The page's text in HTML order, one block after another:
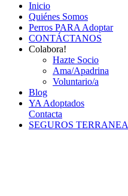
Inicio
Quiénes Somos
Perros PARA Adoptar
CONTÁCTANOS
Colabora!
Hazte Socio
Ama/Apadrina
Voluntario/a
Blog
YA Adoptados
Contacta
SEGUROS TERRANEA